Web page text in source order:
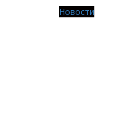
Новости